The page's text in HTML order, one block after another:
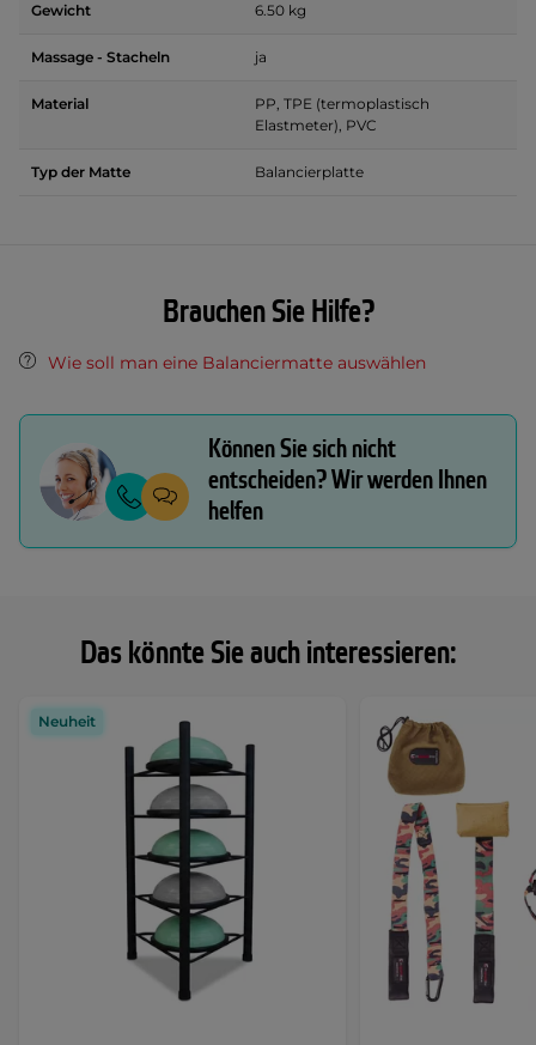
Das könnte Sie auch interessieren:
Neuheit
Gewicht 6.50 kg
Massage - Stacheln ja
Material
PP, TPE (termoplastisch
Elastmeter), PVC
Typ der Matte Balancierplatte
Brauchen Sie Hilfe?
Wie soll man eine Balanciermatte auswählen
Können Sie sich nicht
entscheiden? Wir werden Ihnen
helfen